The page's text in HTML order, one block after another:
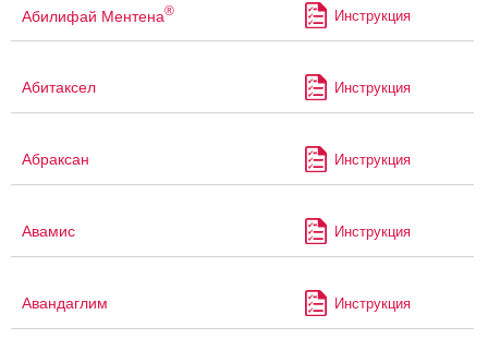
Абилифай Ментена® Инструкция
Абитаксел Инструкция
Абраксан Инструкция
Авамис Инструкция
Авандаглим Инструкция